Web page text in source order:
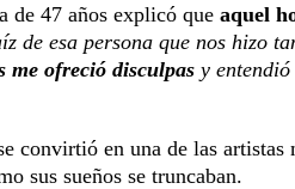
de 47 años explicó que aquel
de esa persona que nos hizo
me ofreció disculpas y
convirtió en una de las artistas
sus sueños se truncaban.